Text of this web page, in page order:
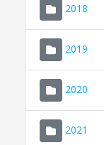
2018
2019
2020
2021